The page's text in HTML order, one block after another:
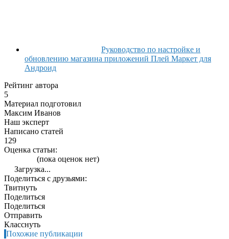
Руководство по настройке и
обновлению магазина приложений Плей Маркет для
Андроид
Рейтинг автора
5
Материал подготовил
Максим Иванов
Наш эксперт
Написано статей
129
Оценка статьи:
(пока оценок нет)
Загрузка...
Поделиться с друзьями:
Твитнуть
Поделиться
Поделиться
Отправить
Класснуть
Похожие публикации